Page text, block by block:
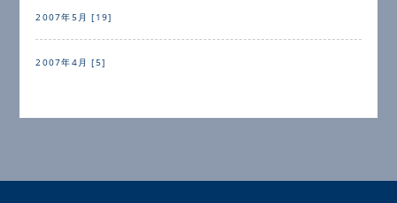
2007年5月 [19]
2007年4月 [5]